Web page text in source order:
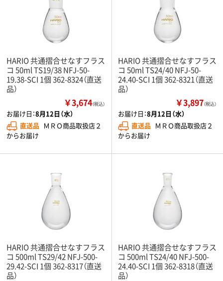
HARIO 共通摺合せなすフラス
コ 50ml TS19/38 NFJ-50-
19.38-SCI 1個 362-8324（直送
品）
￥3,674（税込）
お届け日：8月12日（水）
直送品 ＭＲＯ商品取扱店２
からお届け
HARIO 共通摺合せなすフラス
コ 50ml TS24/40 NFJ-50-
24.40-SCI 1個 362-8321（直送
品）
￥3,897（税込）
お届け日：8月12日（水）
直送品 ＭＲＯ商品取扱店２
からお届け
HARIO 共通摺合せなすフラス
コ 500ml TS29/42 NFJ-500-
29.42-SCI 1個 362-8317（直送
品）
HARIO 共通摺合せなすフラス
コ 500ml TS24/40 NFJ-500-
24.40-SCI 1個 362-8318（直送
品）